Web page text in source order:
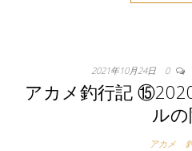
2021年10月24日 0
アカメ釣行記
ル
アカメ